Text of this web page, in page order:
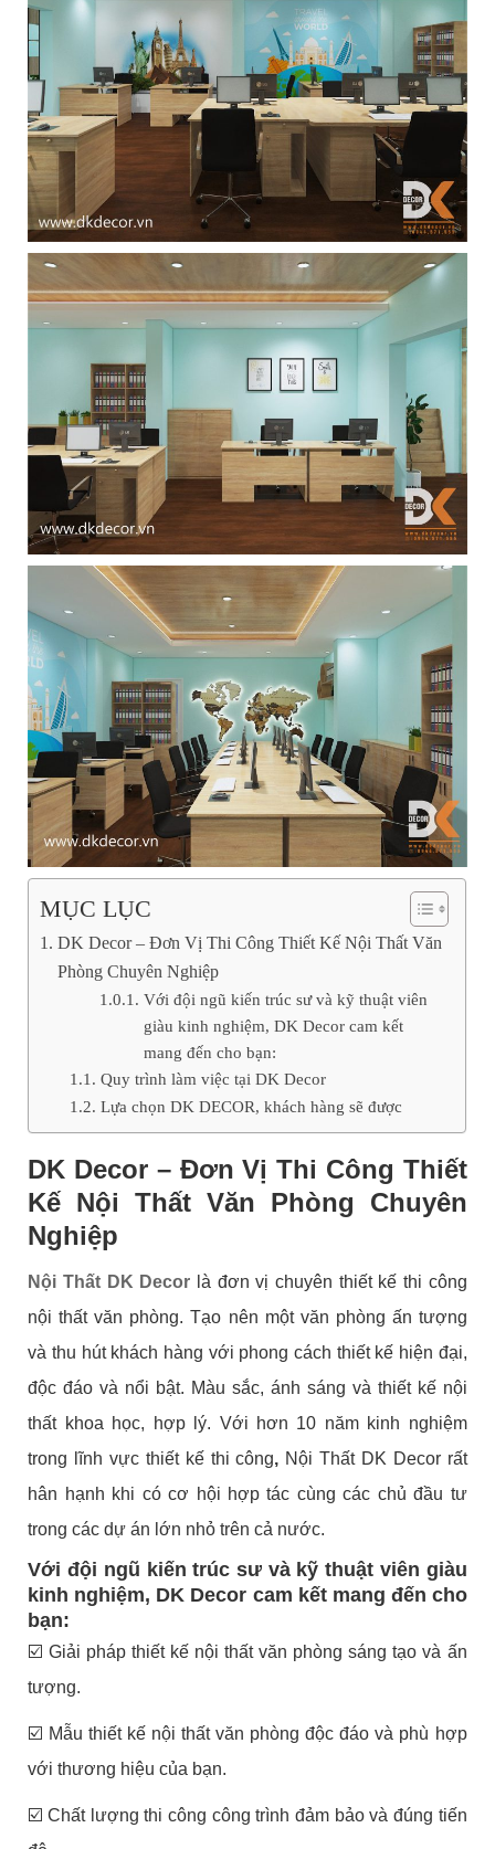
MỤC LỤC
DK Decor – Đơn Vị Thi Công Thiết Kế Nội Thất Văn
Phòng Chuyên Nghiệp
Với đội ngũ kiến trúc sư và kỹ thuật viên
giàu kinh nghiệm, DK Decor cam kết
mang đến cho bạn:
Quy trình làm việc tại DK Decor
Lựa chọn DK DECOR, khách hàng sẽ được
DK Decor – Đơn VịThi Công Thiết
Kế Nội Thất Văn Phòng Chuyên
Nghiệp
Nội Thất DK Decor là đơn vị chuyên thiết kế thi công
nội thất văn phòng. Tạo nên một văn phòng ấn tượng
và thu hút khách hàng với phong cách thiết kế hiện đại,
độc đáo và nổi bật. Màu sắc, ánh sáng và thiết kế nội
thất khoa học, hợp lý. Với hơn 10 năm kinh nghiệm
trong lĩnh vực thiết kế thi công, Nội Thất DK Decor rất
hân hạnh khi có cơ hội hợp tác cùng các chủ đầu tư
trong các dự án lớn nhỏ trên cả nước.
Với đội ngũ kiến trúc sư và kỹ thuật viên giàu
kinh nghiệm, DK Decor cam kết mang đến cho
bạn:
☑️ Giải pháp thiết kế nội thất văn phòng sáng tạo và ấn
tượng.
☑️ Mẫu thiết kế nội thất văn phòng độc đáo và phù hợp
với thương hiệu của bạn.
☑️Chất lượng thi công công trình đảm bảo và đúng tiến